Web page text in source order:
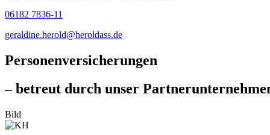
06182 7836-11
geraldine.herold@heroldass.de
Personenversicherungen
– betreut durch unser
Bild